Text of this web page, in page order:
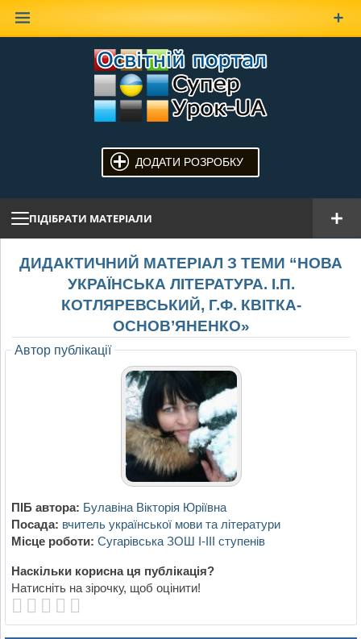
ДОДАТИ РОЗРОБКУ
ПІДІБРАТИ МАТЕРІАЛИ
ДИДАКТИЧНИЙ МАТЕРІАЛ З ТЕМИ “НОВА
УКРАЇНСЬКА ЛІТЕРАТУРА. І.П.
КОТЛЯРЕВСЬКИЙ, Г.Ф. КВІТКА-
ОСНОВ’ЯНЕНКО»
Автор публікації
ПІБ автора: Булавіна Вікторія Юріївна
Посада: вчитель української мови та літератури
Місце роботи: Сугарівська ЗОШ І-ІІІ ступенів
Наскільки корисна ця публікація?
Натисніть на зірочку, щоб оцінити!